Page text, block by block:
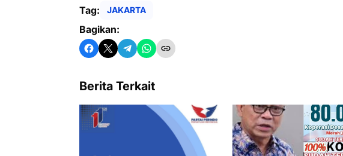
Tag: JAKARTA
Bagikan:
Berita Terkait